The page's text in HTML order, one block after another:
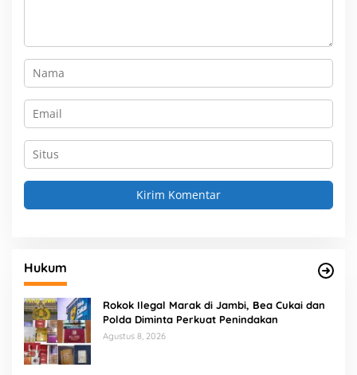
Hukum
Rokok Ilegal Marak di Jambi, Bea Cukai dan
Polda Diminta Perkuat Penindakan
Agustus 8, 2026